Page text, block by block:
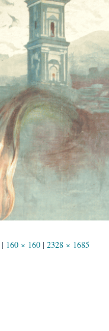
| 160 × 160 | 2328 × 1685